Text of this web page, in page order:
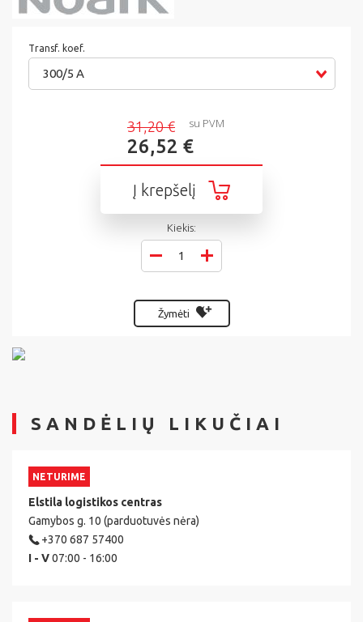
Transf. koef.
300/5 A
31,20 €
26,52 €
su PVM
Į krepšelį
Kiekis:
Žymėti
SANDĖLIŲ LIKUČIAI
NETURIME
Elstila logistikos centras
Gamybos g. 10 (parduotuvės nėra)
+370 687 57400
I - V07:00 - 16:00